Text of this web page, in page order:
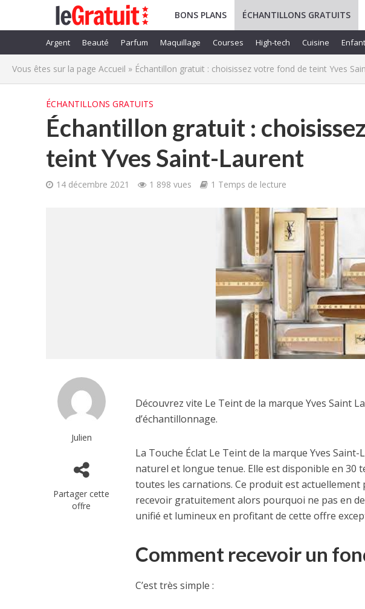
BONS PLANS ÉCHANTILLONS GRATUITS
Argent Beauté Parfum Maquillage Courses High-tech Cuisine Enfant
Vous êtes sur la page Accueil » Échantillon gratuit : choisissez votre fond de teint Yves
ÉCHANTILLONS GRATUITS
Échantillon gratuit :
teint Yves Saint-Laurent
14 décembre 2021 1 898 vues 1 Temps de lecture
Julien
Partager cette
offre
Découvrez vite Le Teint de la marque Yves Saint
d’échantillonnage.
La Touche Éclat Le Teint de la marque Yves
naturel et longue tenue. Elle est disponible en 30
toutes les carnations. Ce produit est actuellement
recevoir gratuitement alors pourquoi ne pas en
unifié et lumineux en profitant de cette offre
Comment recevoir un
C’est très simple :